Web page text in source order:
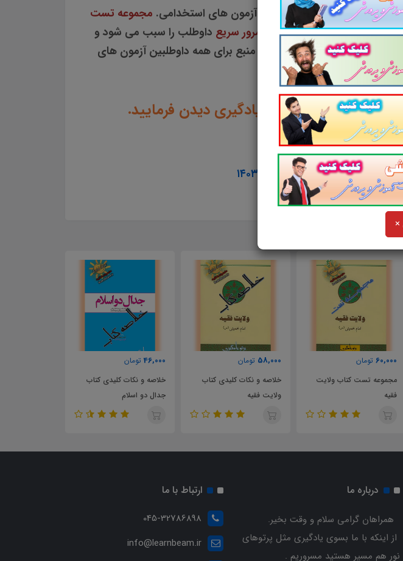
×
فایلpdf. بهترین منبع برای آزمون های استخدامی. مجموعه تست
منسجم می سازد. این مجموعه مرور سریع داوطلب را سبب می شود و
به همراه دارد. مطالعه این منبع برای همه داوطلبین آزمون های
می شود.
جانبازانسایت پرتو یادگیری دیدن فرمایید.
کلی:
و فرزندان جانبازان سال ۱۴۰۳
60,000 تومان
مجموعه تست کتاب ولایت
فقیه
58,000 تومان
خلاصه و نکات کلیدی کتاب
ولایت فقیه
46,000 تومان
خلاصه و نکات کلیدی کتاب
جدال دو اسلام
درباره ما
همراهان گرامی سلام و وقت بخیر.
از اینکه با ما بسوی یادگیری مثل پرتوهای
نور هم مسیر هستید مسروریم .
ارتباط با ما
045-32786898
info@learnbeam.ir